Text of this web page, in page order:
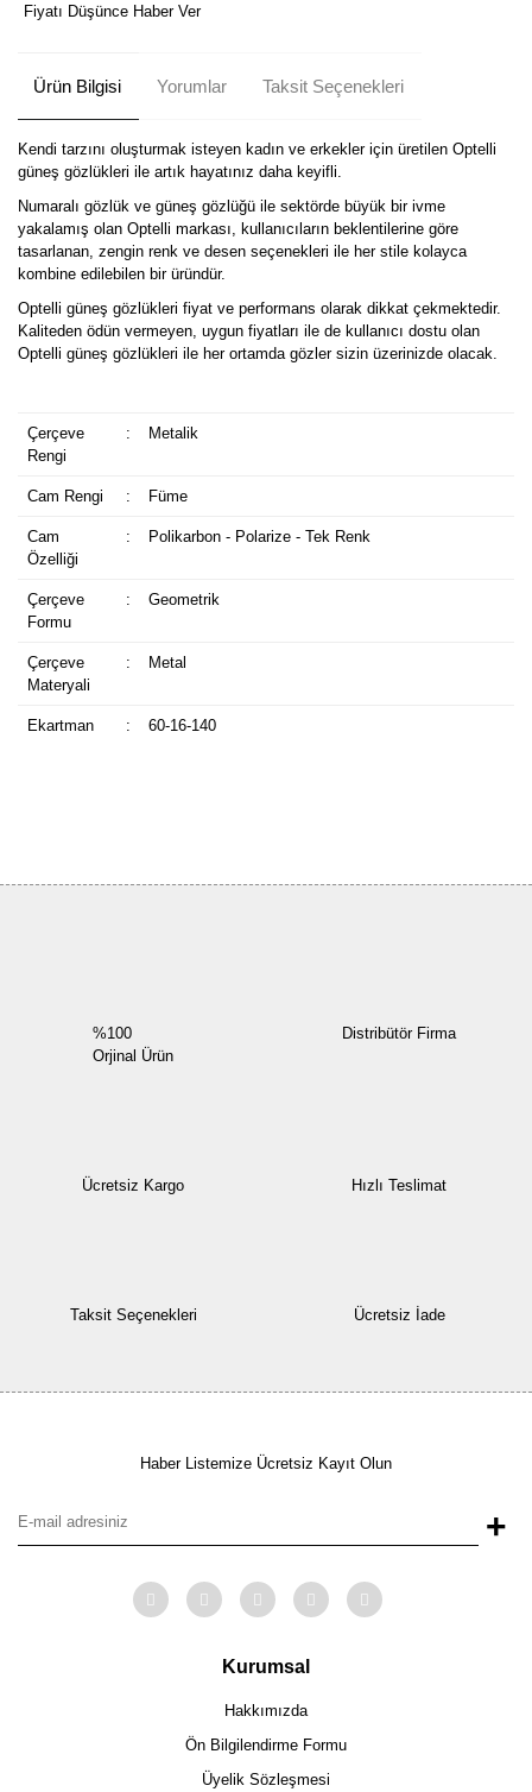
Fiyatı Düşünce Haber Ver
Ürün Bilgisi Yorumlar Taksit Seçenekleri
Kendi tarzını oluşturmak isteyen kadın ve erkekler için üretilen Optelli
güneş gözlükleri ile artık hayatınız daha keyifli.
Numaralı gözlük ve güneş gözlüğü ile sektörde büyük bir ivme
yakalamış olan Optelli markası, kullanıcıların beklentilerine göre
tasarlanan, zengin renk ve desen seçenekleri ile her stile kolayca
kombine edilebilen bir üründür.
Optelli güneş gözlükleri fiyat ve performans olarak dikkat çekmektedir.
Kaliteden ödün vermeyen, uygun fiyatları ile de kullanıcı dostu olan
Optelli güneş gözlükleri ile her ortamda gözler sizin üzerinizde olacak.
Çerçeve
Rengi
: Metalik
Cam Rengi : Füme
Cam
Özelliği
: Polikarbon - Polarize - Tek Renk
Çerçeve
Formu
: Geometrik
Çerçeve
Materyali
: Metal
Ekartman : 60-16-140
%100
Orjinal Ürün
Distribütör Firma
Ücretsiz Kargo Hızlı Teslimat
Taksit Seçenekleri Ücretsiz İade
Haber Listemize Ücretsiz Kayıt Olun
+
Kurumsal
Hakkımızda
Ön Bilgilendirme Formu
Üyelik Sözleşmesi